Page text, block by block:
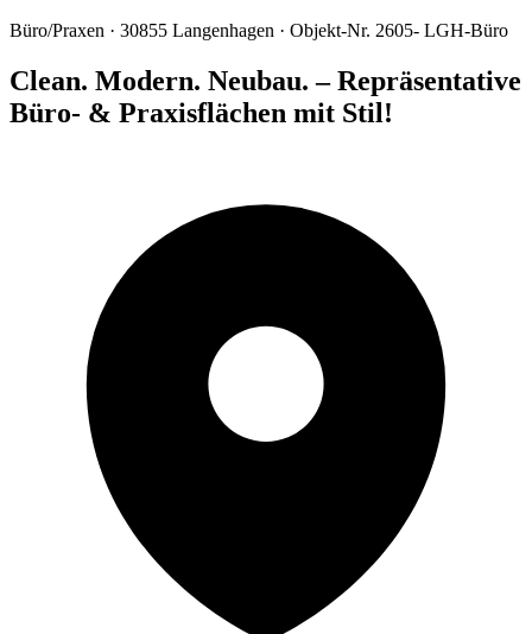
Büro/Praxen · 30855 Langenhagen · Objekt-Nr. 2605- LGH-Büro
Clean. Modern. Neubau. – Repräsentative
Büro- & Praxisflächen mit Stil!